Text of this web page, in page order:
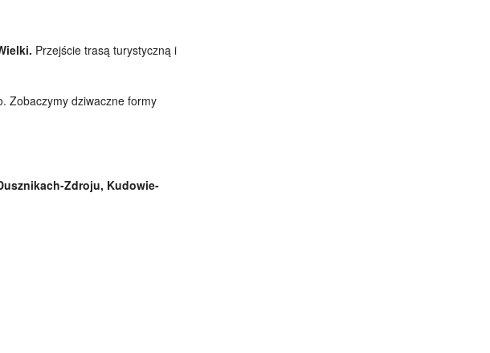
Przejście trasą turystyczną i
Zobaczymy dziwaczne formy
Zdroju, Kudowie-